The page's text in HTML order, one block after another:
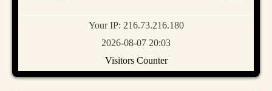
Your IP: 216.73.216.180
2026-08-07 20:03
Visitors Counter